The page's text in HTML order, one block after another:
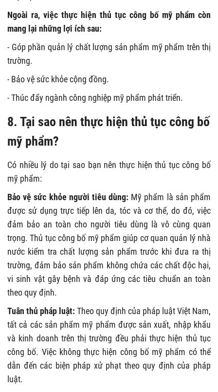
Ngoài ra, việc thực hiện thủ tục công bố mỹ phẩm còn
mang lại những lợi ích sau:
- Góp phần quản lý chất lượng sản phẩm mỹ phẩm trên thị
trường.
- Bảo vệ sức khỏe cộng đồng.
- Thúc đẩy ngành công nghiệp mỹ phẩm phát triển.
8. Tại sao nên thực hiện thủ tục công bố
mỹ phẩm?
Có nhiều lý do tại sao bạn nên thực hiện thủ tục công bố
mỹ phẩm:
Bảo vệ sức khỏe người tiêu dùng: Mỹ phẩm là sản phẩm
được sử dụng trực tiếp lên da, tóc và cơ thể, do đó, việc
đảm bảo an toàn cho người tiêu dùng là vô cùng quan
trọng. Thủ tục công bố mỹ phẩm giúp cơ quan quản lý nhà
nước kiểm tra chất lượng sản phẩm trước khi đưa ra thị
trường, đảm bảo sản phẩm không chứa các chất độc hại,
vi sinh vật gây bệnh và đáp ứng các tiêu chuẩn an toàn
theo quy định.
Tuân thủ pháp luật: Theo quy định của pháp luật Việt Nam,
tất cả các sản phẩm mỹ phẩm được sản xuất, nhập khẩu
và kinh doanh trên thị trường đều phải thực hiện thủ tục
công bố. Việc không thực hiện công bố mỹ phẩm có thể
dẫn đến các biện pháp xử phạt theo quy định của pháp
luật.